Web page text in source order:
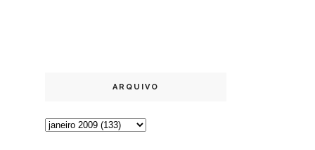
ARQUIVO